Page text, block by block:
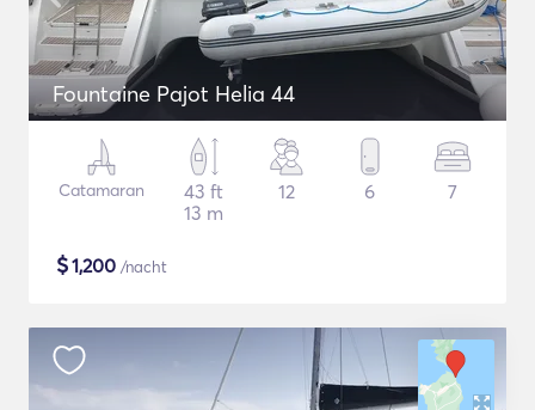
Fountaine Pajot Helia 44
Catamaran
43 ft
13 m
12 6 7
$1,200 /nacht